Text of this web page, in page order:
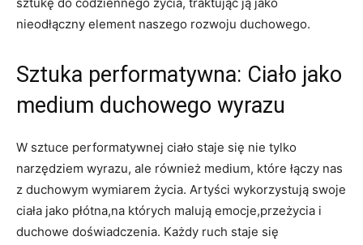
nieodłączny element naszego rozwoju duchowego.
Sztuka performatywna: Ciało jako
medium duchowego wyrazu
W sztuce performatywnej ciało staje się nie tylko
narzędziem wyrazu, ale również medium, które łączy nas
z duchowym wymiarem życia. Artyści wykorzystują swoje
ciała jako płótna,na których malują emocje,przeżycia i
duchowe doświadczenia. Każdy ruch staje się